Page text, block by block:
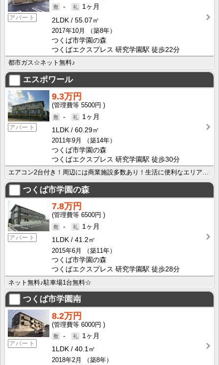
アパート
-
1ヶ月
2LDK
55.07㎡
2017年10月
（築8年）
つくば市学園の森
つくばエクスプレス 研究学園駅 徒歩22分
都市ガス☆ネット無料♪
エスポワール
アパート
9.3万円
5500円
-
1ヶ月
1LDK
60.29㎡
2011年9月
（築14年）
つくば市学園の森
つくばエクスプレス 研究学園駅 徒歩30分
つくば市学園の森
アパート
7.8万円
6500円
-
1ヶ月
1LDK
41.2㎡
2015年6月
（築11年）
つくば市学園の森
つくばエクスプレス 研究学園駅 徒歩28分
ネット無料♪駐車場1台無料☆
つくば市学園南
アパート
8.2万円
6000円
-
1ヶ月
1LDK
40.1㎡
2018年2月
（築8年）